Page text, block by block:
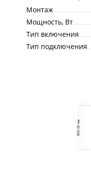
Монтаж
Мощность, Вт
Тип включения
Тип подключения